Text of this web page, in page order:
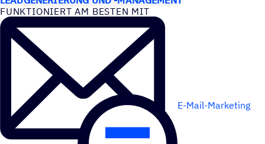
FUNK­TIO­NIERT AM BESTEN MIT
E-Mail-Marketing